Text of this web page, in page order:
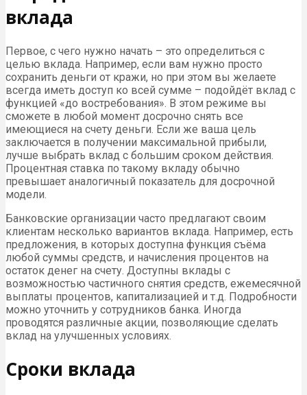
вклада
Первое, с чего нужно начать – это определиться с
целью вклада. Например, если вам нужно просто
сохранить деньги от кражи, но при этом вы желаете
всегда иметь доступ ко всей сумме – подойдёт вклад с
функцией «до востребования». В этом режиме вы
сможете в любой момент досрочно снять все
имеющиеся на счету деньги. Если же ваша цель
заключается в получении максимальной прибыли,
лучше выбрать вклад с большим сроком действия.
Процентная ставка по такому вкладу обычно
превышает аналогичный показатель для досрочной
модели.
Банковские организации часто предлагают своим
клиентам несколько вариантов вклада. Например, есть
предложения, в которых доступна функция съёма
любой суммы средств, и начисления процентов на
остаток денег на счету. Доступны вклады с
возможностью частичного снятия средств, ежемесячной
выплаты процентов, капитализацией и т.д. Подробности
можно уточнить у сотрудников банка. Иногда
проводятся различные акции, позволяющие сделать
вклад на улучшенных условиях.
Сроки вклада